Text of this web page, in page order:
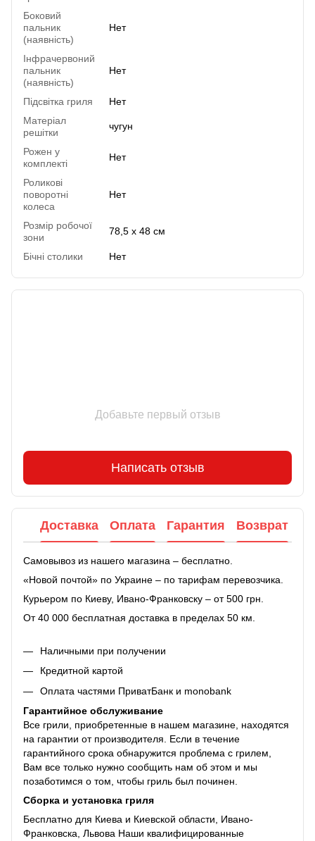
Боковий
пальник
(наявність)
Нет
Інфрачервоний
пальник
(наявність)
Нет
Підсвітка гриля
Нет
Матеріал
решітки
чугун
Рожен у
комплекті
Нет
Роликові
поворотні
колеса
Нет
Розмір робочої
зони
78,5 х 48 см
Бічні столики Нет
Добавьте первый отзыв
Написать отзыв
Доставка Оплата Гарантия Возврат
Самовывоз из нашего магазина – бесплатно.
«Новой почтой» по Украине – по тарифам перевозчика.
Курьером по Киеву, Ивано-Франковску – от 500 грн.
От 40 000 бесплатная доставка в пределах 50 км.
Наличными при получении
Кредитной картой
Оплата частями ПриватБанк и monobank
Гарантийное обслуживание
Все грили, приобретенные в нашем магазине, находятся
на гарантии от производителя. Если в течение
гарантийного срока обнаружится проблема с грилем,
Вам все только нужно сообщить нам об этом и мы
позаботимся о том, чтобы гриль был починен.
Сборка и установка гриля
Бесплатно для Киева и Киевской области, Ивано-
Франковска, Львова Наши квалифицированные